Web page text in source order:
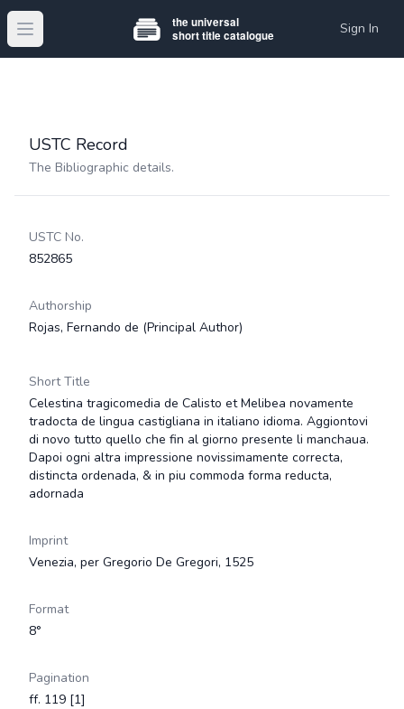
Open main menu Sign In
USTC Record
The Bibliographic details.
USTC No.
852865
Authorship
Rojas, Fernando de (Principal Author)
Short Title
Celestina tragicomedia de Calisto et Melibea novamente
tradocta de lingua castigliana in italiano idioma. Aggiontovi
di novo tutto quello che fin al giorno presente li manchaua.
Dapoi ogni altra impressione novissimamente correcta,
distincta ordenada, & in piu commoda forma reducta,
adornada
Imprint
Venezia, per Gregorio De Gregori, 1525
Format
8°
Pagination
ff. 119 [1]